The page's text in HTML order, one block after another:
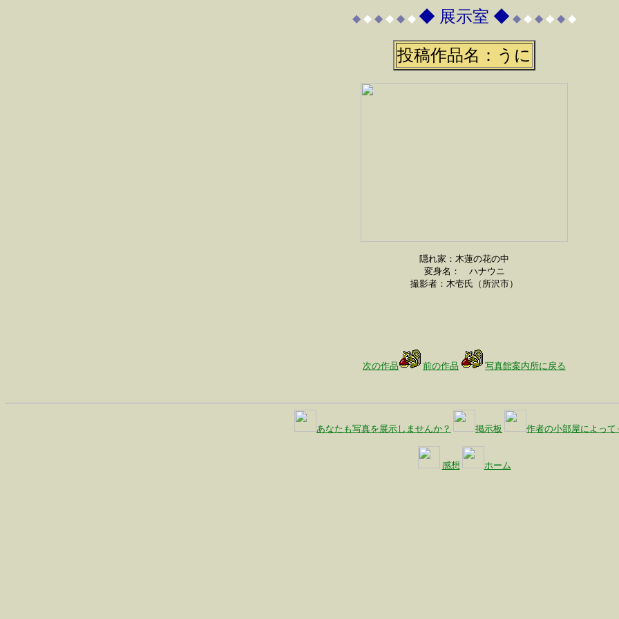
◆ ◆ ◆ ◆ ◆ ◆ ◆ 展示室 ◆ ◆ ◆ ◆ ◆ ◆ ◆
投稿作品名：うに
隠れ家：木蓮の花の中
変身名： ハナウニ
撮影者：木壱氏（所沢市）
次の作品 前の作品 写真館案内所に戻る
あなたも写真を展示しませんか？ 掲示板 作者の小部屋によって
感想 ホーム